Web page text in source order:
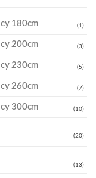
180cm (1)
200cm (3)
230cm (5)
260cm (7)
300cm (10)
(20)
(13)